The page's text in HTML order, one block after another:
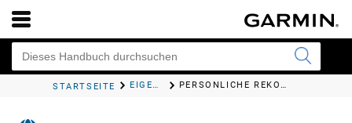
STARTSEITE EIGENE STATISTIKEN PERSÖNLICHE REKORDE